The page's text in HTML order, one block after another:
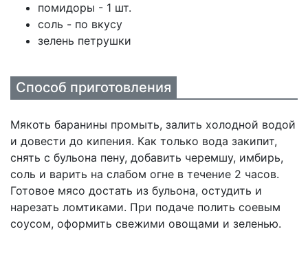
помидоры - 1 шт.
соль - по вкусу
зелень петрушки
Способ приготовления
Мякоть баранины промыть, залить холодной водой
и довести до кипения. Как только вода закипит,
снять с бульона пену, добавить черемшу, имбирь,
соль и варить на слабом огне в течение 2 часов.
Готовое мясо достать из бульона, остудить и
нарезать ломтиками. При подаче полить соевым
соусом, оформить свежими овощами и зеленью.